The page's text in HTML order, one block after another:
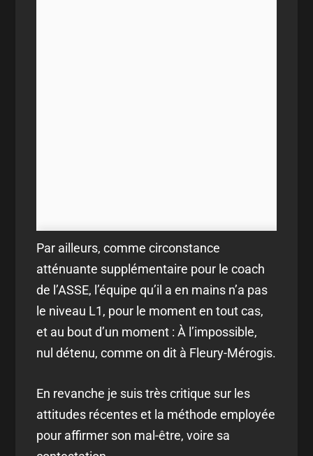
Par ailleurs, comme circonstance
atténuante supplémentaire pour le coach
de l’ASSE, l’équipe qu’il a en mains n’a pas
le niveau L1, pour le moment en tout cas,
et au bout d’un moment : À l’impossible,
nul détenu, comme on dit à Fleury-Mérogis.
En revanche je suis très critique sur les
attitudes récentes et la méthode employée
pour affirmer son mal-être, voire sa